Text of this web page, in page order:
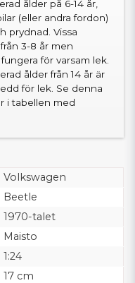
ålder på 6-14 år,
(eller andra fordon)
prydnad. Vissa
3-8 år men
för varsam lek.
ålder från 14 år är
för lek. Se denna
i tabellen med
Volkswagen
Beetle
1970-talet
Maisto
1:24
17 cm